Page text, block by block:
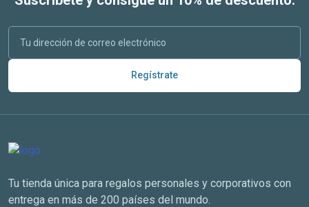
Regístrate
Tu tienda única para regalos personales y corporativos con
entrega en más de 200 países del mundo.